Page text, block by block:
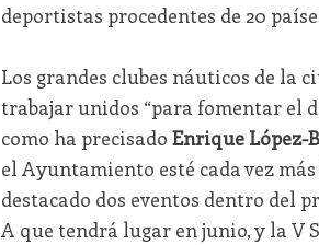
deportistas procedentes de 20
Los grandes clubes náuticos de la
trabajar unidos “para fomentar el
como ha precisado Enrique López-
el Ayuntamiento esté cada vez
destacado dos eventos dentro del
A que tendrá lugar en junio, y la V